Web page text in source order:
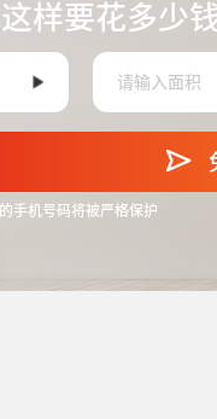
样要花多少
手机号码将被严格保护